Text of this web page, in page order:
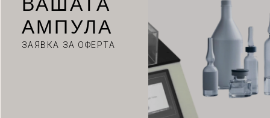
АМПУЛА
ЗАЯВКА ЗА ОФЕРТА
SK
SL
TR